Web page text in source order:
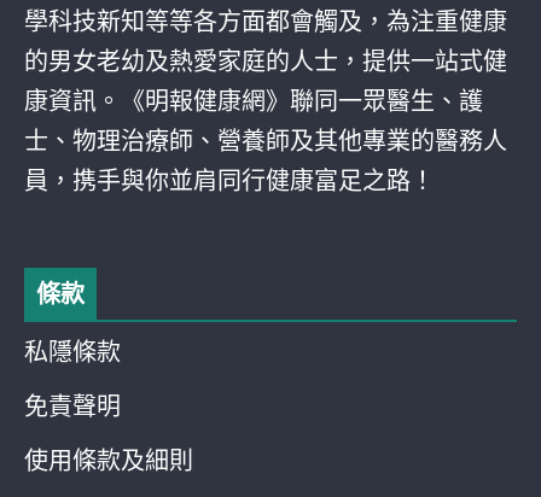
學科技新知等等各方面都會觸及，為注重健康
的男女老幼及熱愛家庭的人士，提供一站式健
康資訊。《明報健康網》聯同一眾醫生、護
士、物理治療師、營養師及其他專業的醫務人
員，携手與你並肩同行健康富足之路！
條款
私隱條款
免責聲明
使用條款及細則